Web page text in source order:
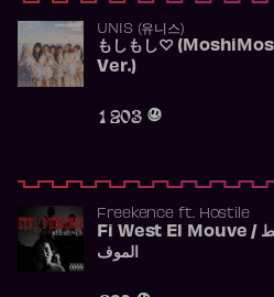
UNIS (유니스)
もしもし♡
Ver.)
1 203
Freekence ft. Hostile
Fi West El Mouve / في وسط
الموف